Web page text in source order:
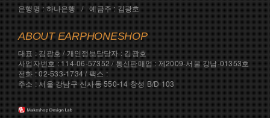
은행명 : 하나은행 / 예금주 : 김광호
ABOUT EARPHONESHOP
대표 : 김광호 / 개인정보담당자 : 김광호
사업자번호 : 114-06-57352 / 통신판매업 : 제2009-서울 강남-01353호
전화 : 02-533-1734 / 팩스 :
주소 : 서울 강남구 신사동 550-14 창성 B/D 103